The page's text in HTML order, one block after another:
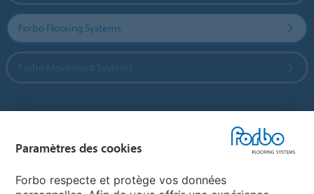
Forbo Flooring Systems
Paramètres des cookies
Forbo respecte et protège vos données